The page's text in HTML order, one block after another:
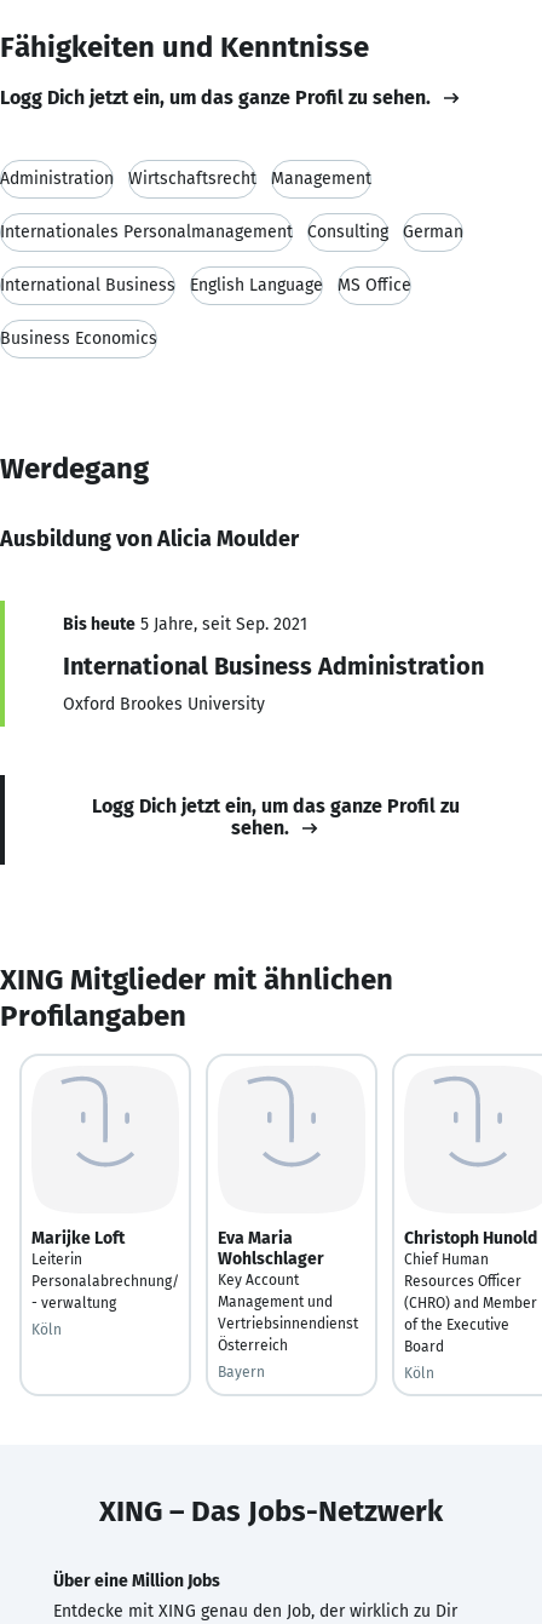
Fähigkeiten und Kenntnisse
Logg Dich jetzt ein, um das ganze Profil zu sehen.
Administration Wirtschaftsrecht Management
Internationales Personalmanagement Consulting German
International Business English Language MS Office
Business Economics
Werdegang
Ausbildung von Alicia Moulder
Bis heute 5 Jahre, seit Sep. 2021
International Business Administration
Oxford Brookes University
Logg Dich jetzt ein, um das ganze Profil zu
sehen.
XING Mitglieder mit ähnlichen
Profilangaben
Marijke Loft
Leiterin
Personalabrechnung/
- verwaltung
Köln
Eva Maria
Wohlschlager
Key Account
Management und
Vertriebsinnendienst
Österreich
Bayern
Christoph Hunold
Chief Human
Resources Officer
(CHRO) and Member
of the Executive
Board
Köln
XING – Das Jobs-Netzwerk
Über eine Million Jobs
Entdecke mit XING genau den Job, der wirklich zu Dir